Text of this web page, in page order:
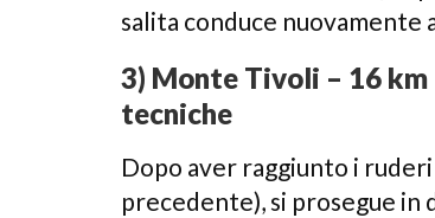
salita conduce nuovamente
3) Monte Tivoli – 16
tecniche
Dopo aver raggiunto i
precedente), si prosegue in